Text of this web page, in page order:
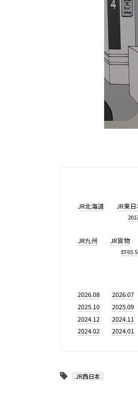
JR北海道 JR東
201
JR九州 JR貨物
EF65
2026.08 2026.07
2025.10
2025.09
2024.12
2024.11
2024.02
2024.01
JR西日本